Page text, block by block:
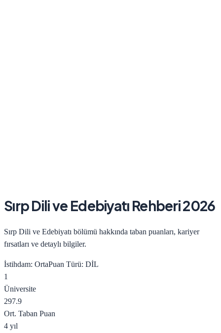
Sırp Dili ve Edebiyatı Rehberi 2026
Sırp Dili ve Edebiyatı bölümü hakkında taban puanları, kariyer
fırsatları ve detaylı bilgiler.
İstihdam: OrtaPuan Türü: DİL
1
Üniversite
297.9
Ort. Taban Puan
4 yıl